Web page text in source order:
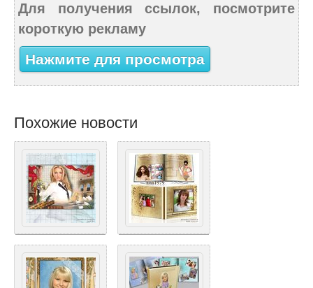
Для получения ссылок, посмотрите
короткую рекламу
Нажмите для просмотра
Похожие новости